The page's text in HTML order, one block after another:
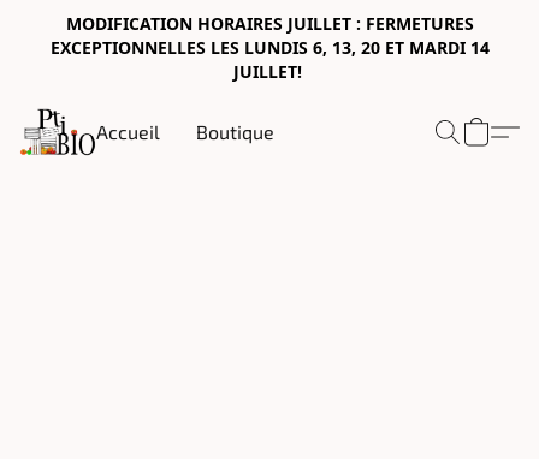
MODIFICATION HORAIRES JUILLET : FERMETURES
EXCEPTIONNELLES LES LUNDIS 6, 13, 20 ET MARDI 14
JUILLET!
Accueil Boutique